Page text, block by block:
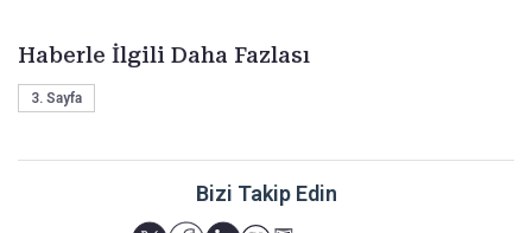
Haberle İlgili Daha Fazlası
3. Sayfa
Bizi Takip Edin